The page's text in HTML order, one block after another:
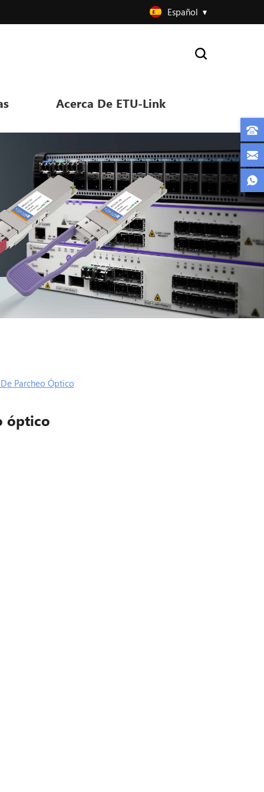
Español
Acerca De ETU-Link
Parcheo Óptico
óptico